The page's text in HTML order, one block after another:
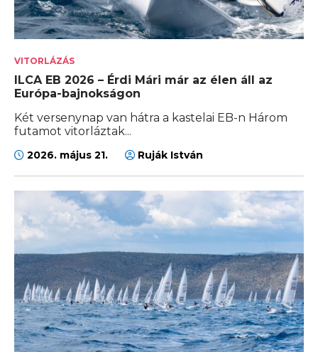
VITORLÁZÁS
ILCA EB 2026 – Érdi Mári már az élen áll az
Európa-bajnokságon
Két versenynap van hátra a kastelai EB-n Három
futamot vitorláztak...
2026. május 21. Ruják István